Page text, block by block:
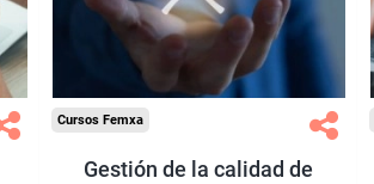
Sector
-Hosteleria y Turismo.
Cursos Femxa
Gestión de la calidad de